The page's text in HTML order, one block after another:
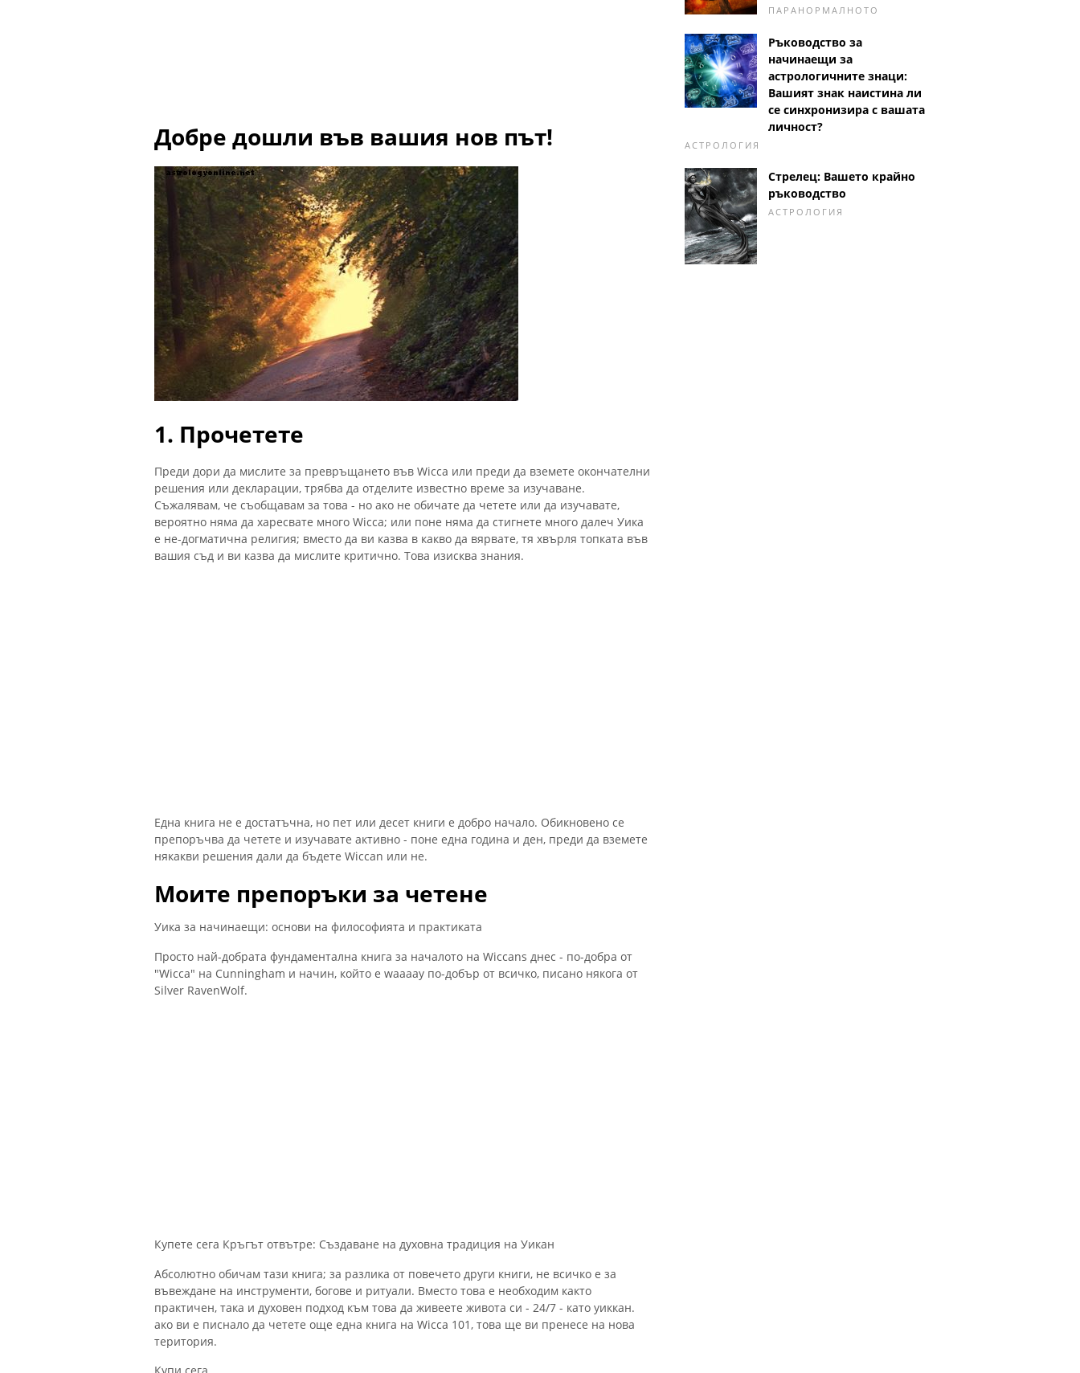
Добре дошли във вашия нов път!
1. Прочетете
Преди дори да мислите за превръщането във Wicca или преди да вземете окончателни
решения или декларации, трябва да отделите известно време за изучаване.
Съжалявам, че съобщавам за това - но ако не обичате да четете или да изучавате,
вероятно няма да харесвате много Wicca; или поне няма да стигнете много далеч Уика
е не-догматична религия; вместо да ви казва в какво да вярвате, тя хвърля топката във
вашия съд и ви казва да мислите критично. Това изисква знания.
Една книга не е достатъчна, но пет или десет книги е добро начало. Обикновено се
препоръчва да четете и изучавате активно - поне една година и ден, преди да вземете
някакви решения дали да бъдете Wiccan или не.
Моите препоръки за четене
Уика за начинаещи: основи на философията и практиката
Просто най-добрата фундаментална книга за началото на Wiccans днес - по-добра от
"Wicca" на Cunningham и начин, който е waaaay по-добър от всичко, писано някога от
Silver RavenWolf.
Купете сега Кръгът отвътре: Създаване на духовна традиция на Уикан
Абсолютно обичам тази книга; за разлика от повечето други книги, не всичко е за
въвеждане на инструменти, богове и ритуали. Вместо това е необходим както
практичен, така и духовен подход към това да живеете живота си - 24/7 - като уиккан.
ако ви е писнало да четете още една книга на Wicca 101, това ще ви пренесе на нова
територия.
ПАРАНОРМАЛНОТО
Ръководство за
начинаещи за
астрологичните знаци:
Вашият знак наистина ли
се синхронизира с вашата
личност?
АСТРОЛОГИЯ
Стрелец: Вашето крайно
ръководство
АСТРОЛОГИЯ